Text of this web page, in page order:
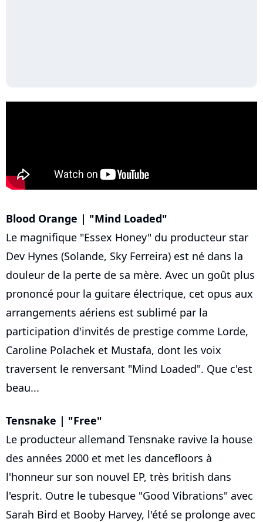
Blood Orange | "Mind Loaded"
Le magnifique "Essex Honey" du producteur star
Dev Hynes (Solande, Sky Ferreira) est né dans la
douleur de la perte de sa mère. Avec un goût plus
prononcé pour la guitare électrique, cet opus aux
arrangements aériens est sublimé par la
participation d'invités de prestige comme Lorde,
Caroline Polachek et Mustafa, dont les voix
traversent le renversant "Mind Loaded". Que c'est
beau...
Tensnake | "Free"
Le producteur allemand Tensnake ravive la house
des années 2000 et met les dancefloors à
l'honneur sur son nouvel EP, très british dans
l'esprit. Outre le tubesque "Good Vibrations" avec
Sarah Bird et Booby Harvey, l'été se prolonge avec